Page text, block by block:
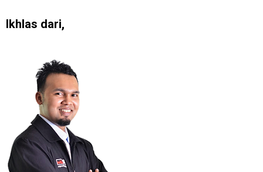
Ikhlas dari,